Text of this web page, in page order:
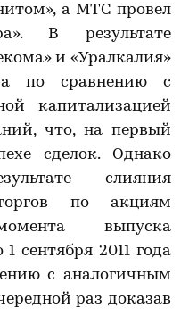
а МТС провел
В результате
и «Уралкалия»
по сравнению с
капитализацией
что, на первый
сделок. Однако
слияния
по акциям
выпуска
сентября 2011 года
с аналогичным
раз доказав